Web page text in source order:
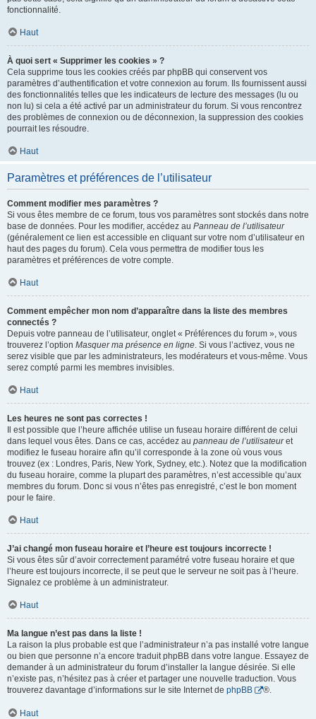
fonctionnalité.
Haut
À quoi sert « Supprimer les cookies » ?
Cela supprime tous les cookies créés par phpBB qui conservent vos
paramètres d’authentification et votre connexion au forum. Ils fournissent aussi
des fonctionnalités telles que les indicateurs de lecture des messages (lu ou
non lu) si cela a été activé par un administrateur du forum. Si vous rencontrez
des problèmes de connexion ou de déconnexion, la suppression des cookies
pourrait les résoudre.
Haut
Paramètres et préférences de l’utilisateur
Comment modifier mes paramètres ?
Si vous êtes membre de ce forum, tous vos paramètres sont stockés dans notre
base de données. Pour les modifier, accédez au Panneau de l’utilisateur
(généralement ce lien est accessible en cliquant sur votre nom d’utilisateur en
haut des pages du forum). Cela vous permettra de modifier tous les
paramètres et préférences de votre compte.
Haut
Comment empêcher mon nom d’apparaître dans la liste des membres
connectés ?
Depuis votre panneau de l’utilisateur, onglet « Préférences du forum », vous
trouverez l’option Masquer ma présence en ligne. Si vous l’activez, vous ne
serez visible que par les administrateurs, les modérateurs et vous-même. Vous
serez compté parmi les membres invisibles.
Haut
Les heures ne sont pas correctes !
Il est possible que l’heure affichée utilise un fuseau horaire différent de celui
dans lequel vous êtes. Dans ce cas, accédez au panneau de l’utilisateuret
modifiez le fuseau horaire afin qu’il corresponde à la zone où vous vous
trouvez (ex : Londres, Paris, New York, Sydney, etc.). Notez que la modification
du fuseau horaire, comme la plupart des paramètres, n’est accessible qu’aux
membres du forum. Donc si vous n’êtes pas enregistré, c’est le bon moment
pour le faire.
Haut
J’ai changé mon fuseau horaire et l’heure est toujours incorrecte !
Si vous êtes sûr d’avoir correctement paramétré votre fuseau horaire et que
l’heure est toujours incorrecte, il se peut que le serveur ne soit pas à l’heure.
Signalez ce problème à un administrateur.
Haut
Ma langue n’est pas dans la liste !
La raison la plus probable est que l’administrateur n’a pas installé votre langue
ou bien que personne n’a encore traduit phpBB dans votre langue. Essayez de
demander à un administrateur du forum d’installer la langue désirée. Si elle
n’existe pas, n’hésitez pas à créer et partager une nouvelle traduction. Vous
trouverez davantage d’informations sur le site Internet de phpBB ®.
Haut